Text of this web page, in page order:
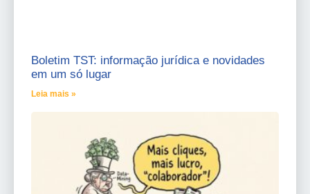
Boletim TST: informação jurídica e novidades
em um só lugar
Leia mais »